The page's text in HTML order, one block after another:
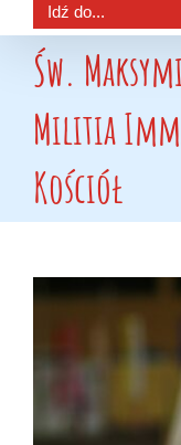
Idź do...
Św.
Militia
Kościół